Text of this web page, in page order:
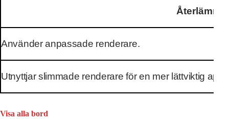
Använder anpassade renderare.
Utnyttjar slimmade renderare för en mer lättviktig
Visa alla bord